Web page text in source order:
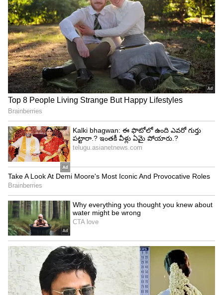
4
6
ఇక పోతే తమన్నా లుక్స్ గురించి ప్రత్యేకంగా చెప్పాల్సిన
అవసరం లేదు. ఈమె స్మోకీ కళ్లు ప్రతి ఒక్కరినీ
ఆకట్టుకుంటాయి. కళ్లకు వాడే మేకప్ కళ్లను మరింత
అందంగా కనిపించేలా చేస్తుంది. ఇకపోతే తమన్నా ఎప్పుడూ
కూడా సిగ్నేచర్ టచ్ ను కలిగి ఉంటుంది.
6